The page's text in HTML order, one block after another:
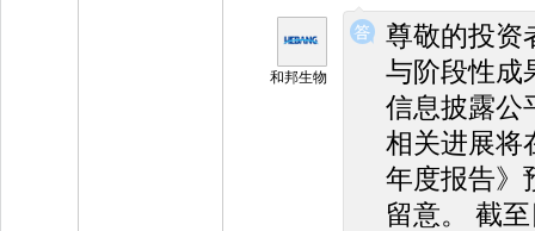
◆
◆
和邦生物
尊敬的投资
与阶段性成
信息披露公
相关进展将
年度报告》
留意。 截